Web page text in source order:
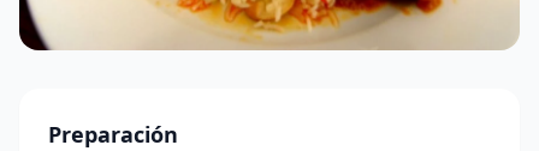
Preparación